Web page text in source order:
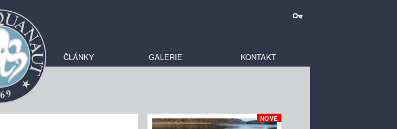
ČLÁNKY GALERIE KONTAKT
NOVÉ